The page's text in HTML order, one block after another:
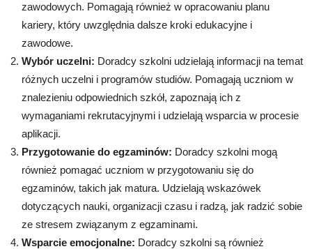
zawodowych. Pomagają również w opracowaniu planu
kariery, który uwzględnia dalsze kroki edukacyjne i
zawodowe.
Wybór uczelni: Doradcy szkolni udzielają informacji na temat
różnych uczelni i programów studiów. Pomagają uczniom w
znalezieniu odpowiednich szkół, zapoznają ich z
wymaganiami rekrutacyjnymi i udzielają wsparcia w procesie
aplikacji.
Przygotowanie do egzaminów: Doradcy szkolni mogą
również pomagać uczniom w przygotowaniu się do
egzaminów, takich jak matura. Udzielają wskazówek
dotyczących nauki, organizacji czasu i radzą, jak radzić sobie
ze stresem związanym z egzaminami.
Wsparcie emocjonalne: Doradcy szkolni są również